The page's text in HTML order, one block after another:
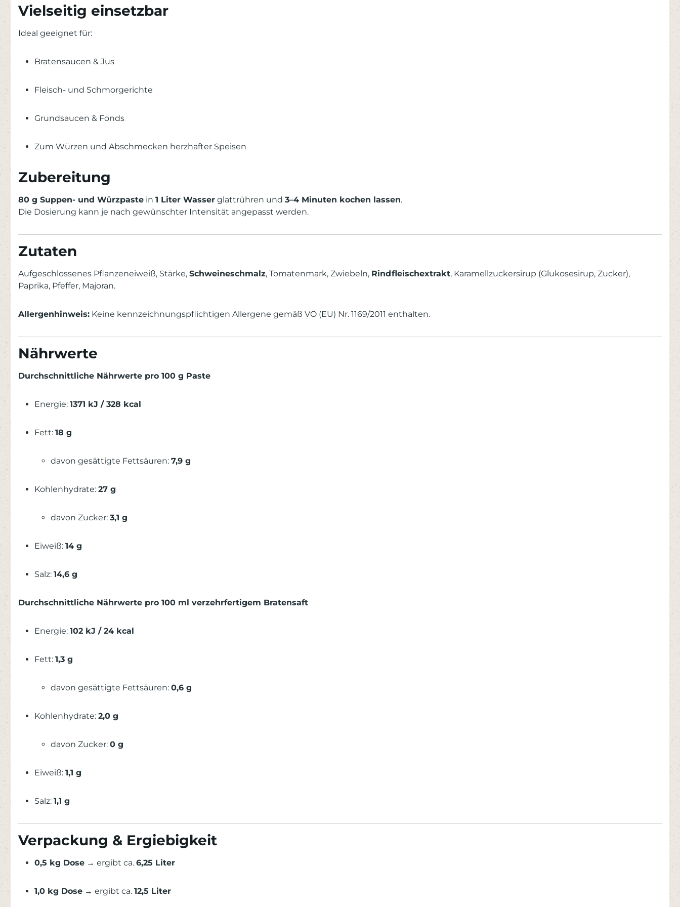
Vielseitig einsetzbar
Ideal geeignet für:
Bratensaucen & Jus
Fleisch- und Schmorgerichte
Grundsaucen & Fonds
Zum Würzen und Abschmecken herzhafter Speisen
Zubereitung
80 g Suppen- und Würzpaste in 1 Liter Wasser glattrühren und 3–4 Minuten kochen lassen.
Die Dosierung kann je nach gewünschter Intensität angepasst werden.
Zutaten
Aufgeschlossenes Pflanzeneiweiß, Stärke, Schweineschmalz, Tomatenmark, Zwiebeln, Rindfleischextrakt, Karamellzuckersirup (Glukosesirup, Zucker),
Paprika, Pfeffer, Majoran.
Allergenhinweis: Keine kennzeichnungspflichtigen Allergene gemäß VO (EU) Nr. 1169/2011 enthalten.
Nährwerte
Durchschnittliche Nährwerte pro 100 g Paste
Energie: 1371 kJ / 328 kcal
Fett: 18 g
davon gesättigte Fettsäuren: 7,9 g
Kohlenhydrate: 27 g
davon Zucker: 3,1 g
Eiweiß: 14 g
Salz: 14,6 g
Durchschnittliche Nährwerte pro 100 ml verzehrfertigem Bratensaft
Energie: 102 kJ / 24 kcal
Fett: 1,3 g
davon gesättigte Fettsäuren: 0,6 g
Kohlenhydrate: 2,0 g
davon Zucker: 0 g
Eiweiß: 1,1 g
Salz: 1,1 g
Verpackung & Ergiebigkeit
0,5 kg Dose → ergibt ca. 6,25 Liter
1,0 kg Dose → ergibt ca. 12,5 Liter